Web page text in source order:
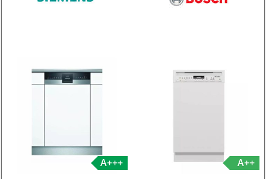
A+++ A++